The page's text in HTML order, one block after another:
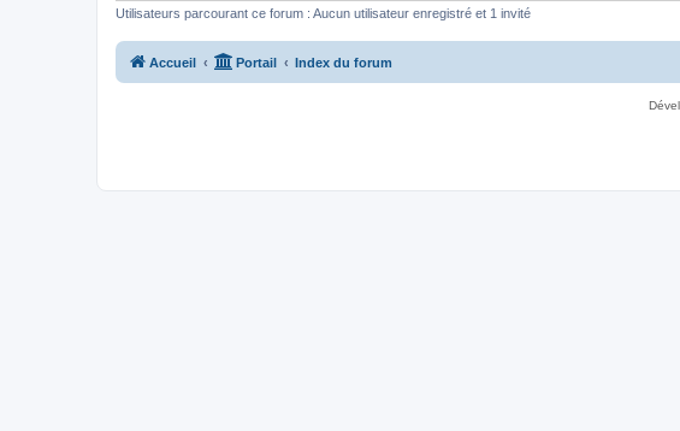
Utilisateurs parcourant ce forum : Aucun utilisateur enregistré et 1 invité
Accueil Portail Index du forum